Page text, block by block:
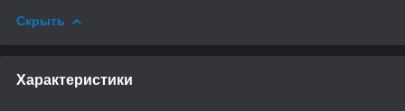
Скрыть
Характеристики